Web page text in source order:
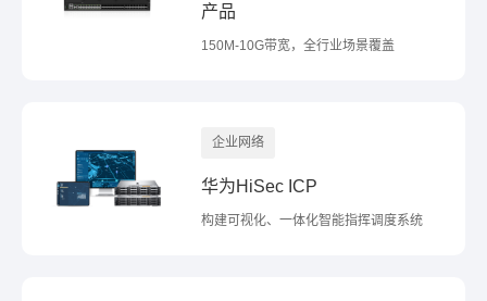
产品
150M-10G带宽，全行业场景覆盖
企业网络
华为HiSec ICP
构建可视化、一体化智能指挥调度系统